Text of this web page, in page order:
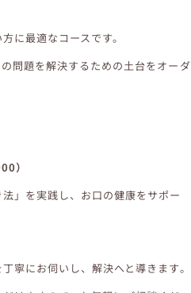
に最適なコースです。
問題を解決するための土台をオーダ
）
」を実践し、お口の健康をサポー
寧にお伺いし、解決へと導きます。